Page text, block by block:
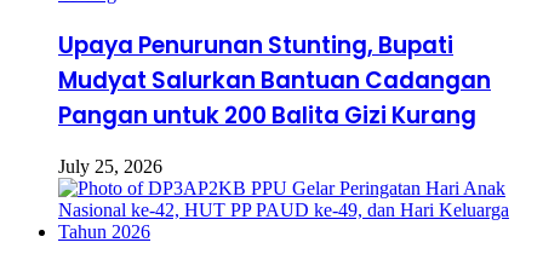
Upaya Penurunan Stunting, Bupati
Mudyat Salurkan Bantuan Cadangan
Pangan untuk 200 Balita Gizi Kurang
July 25, 2026